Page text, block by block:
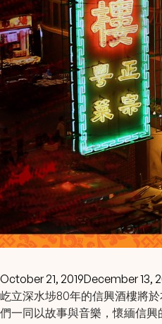
October 21, 2019December 13,
屹立深水埗80年的信興酒樓將
們一同以故事與音樂，懷緬信興